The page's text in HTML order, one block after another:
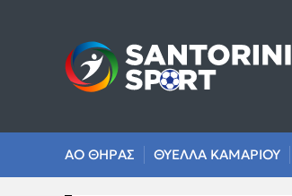
ΑΟ ΘΗΡΑΣ ΘΥΕΛΛΑ ΚΑΜΑΡΙΟΥ